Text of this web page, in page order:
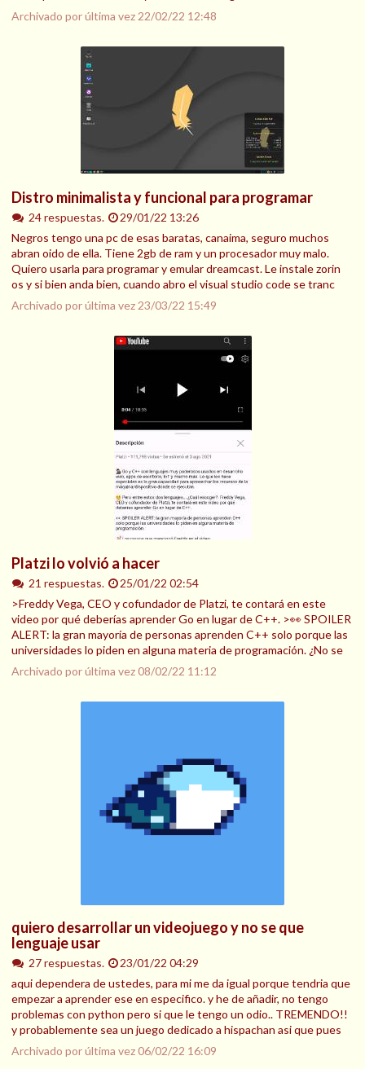
Archivado por última vez 22/02/22 12:48
Distro minimalista y funcional para programar
24 respuestas.
29/01/22 13:26
Negros tengo una pc de esas baratas, canaima, seguro muchos
abran oido de ella. Tiene 2gb de ram y un procesador muy malo.
Quiero usarla para programar y emular dreamcast. Le instale zorin
os y si bien anda bien, cuando abro el visual studio code se tranc
Archivado por última vez 23/03/22 15:49
Platzi lo volvió a hacer
21 respuestas.
25/01/22 02:54
>Freddy Vega, CEO y cofundador de Platzi, te contará en este
video por qué deberías aprender Go en lugar de C++. >👀 SPOILER
ALERT: la gran mayoría de personas aprenden C++ solo porque las
universidades lo piden en alguna materia de programación. ¿No se
Archivado por última vez08/02/22 11:12
quiero desarrollar un videojuego y no se que
lenguaje usar
27 respuestas.
23/01/22 04:29
aqui dependera de ustedes, para mi me da igual porque tendria que
empezar a aprender ese en especifico. y he de añadir, no tengo
problemas con python pero si que le tengo un odio.. TREMENDO!!
y probablemente sea un juego dedicado a hispachan asi que pues
Archivado por última vez06/02/22 16:09